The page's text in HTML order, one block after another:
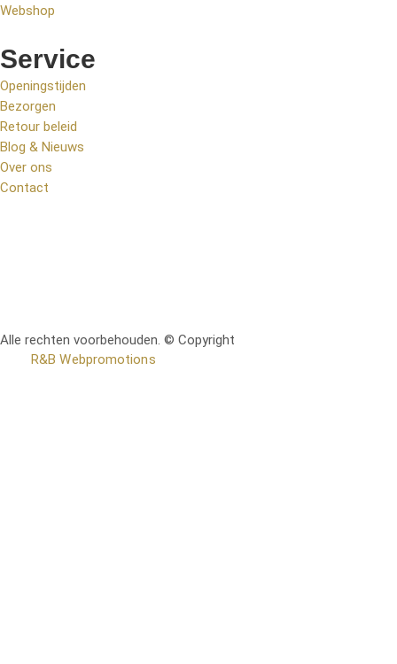
Webshop
Service
Openingstijden
Bezorgen
Retour beleid
Blog & Nieuws
Over ons
Contact
Alle rechten voorbehouden. © Copyright
R&B Webpromotions